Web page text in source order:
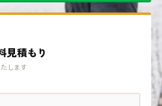
見積もり
します